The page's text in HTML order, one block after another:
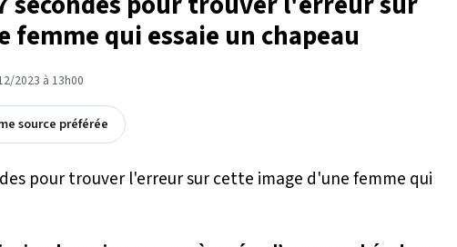
femme qui essaie un chapeau
2023 à 13h00
source préférée